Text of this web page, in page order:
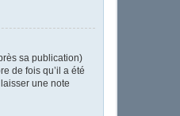
sa publication)
de fois qu’il a été
une note